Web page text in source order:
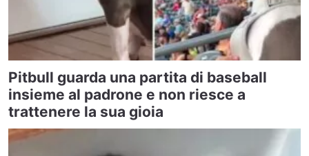
Pitbull guarda una partita di baseball
insieme al padrone e non riesce a
trattenere la sua gioia